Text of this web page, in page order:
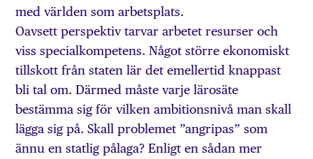
med världen som arbetsplats.
Oavsett perspektiv tarvar arbetet resurser och
viss specialkompetens. Något större ekonomiskt
tillskott från staten lär det emellertid knappast
bli tal om. Därmed måste varje lärosäte
bestämma sig för vilken ambitionsnivå man skall
lägga sig på. Skall problemet ”angripas” som
ännu en statlig pålaga? Enligt en sådan mer